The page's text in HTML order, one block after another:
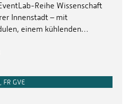
Reihe Wissenschaft
Innenstadt – mit
einem kühlenden…
FR GVE